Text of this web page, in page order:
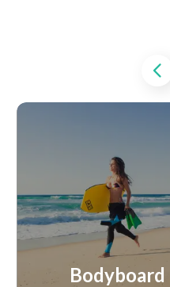
Bodyboard